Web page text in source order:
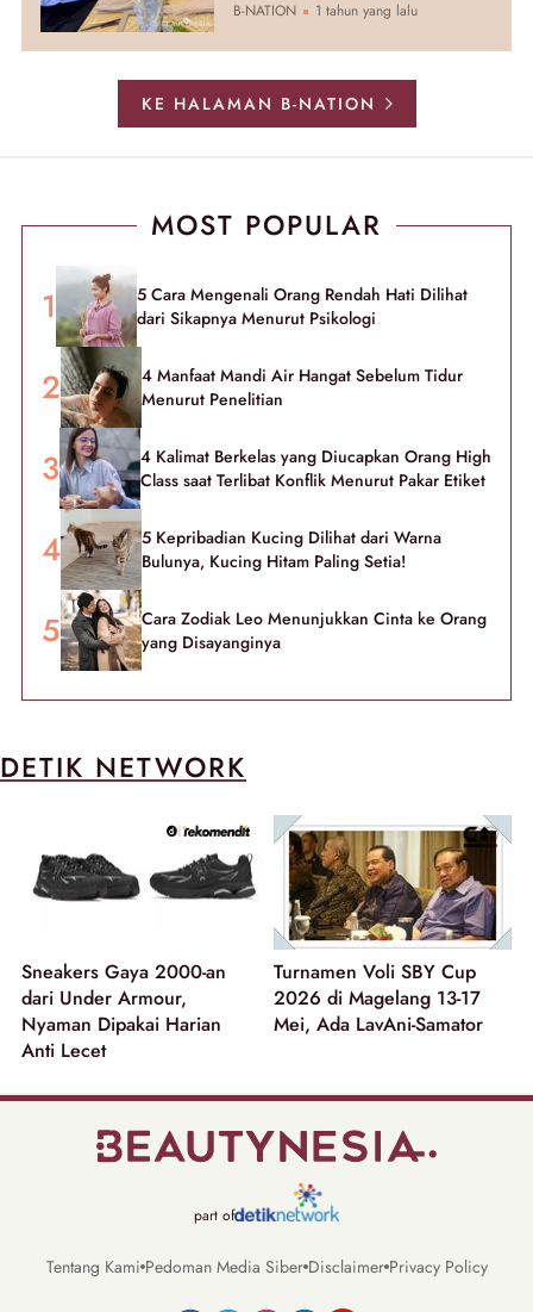
B-NATION 1 tahun yang lalu
KE HALAMAN B-NATION
MOST POPULAR
5 Cara Mengenali Orang Rendah Hati Dilihat
dari Sikapnya Menurut Psikologi
4 Manfaat Mandi Air Hangat Sebelum Tidur
Menurut Penelitian
4 Kalimat Berkelas yang Diucapkan Orang High
Class saat Terlibat Konflik Menurut Pakar Etiket
5 Kepribadian Kucing Dilihat dari Warna
Bulunya, Kucing Hitam Paling Setia!
Cara Zodiak Leo Menunjukkan Cinta ke Orang
yang Disayanginya
DETIK NETWORK
Sneakers Gaya 2000-an
dari Under Armour,
Nyaman Dipakai Harian
Anti Lecet
Turnamen Voli SBY Cup
2026 di Magelang 13-17
Mei, Ada LavAni-Samator
part of
Tentang Kami Pedoman Media Siber Disclaimer Privacy Policy